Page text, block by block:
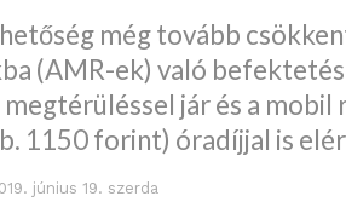
még tovább
(AMR-ek) való befektetés
megtérüléssel jár és a
1150 forint) óradíjjal is
június 19. szerda